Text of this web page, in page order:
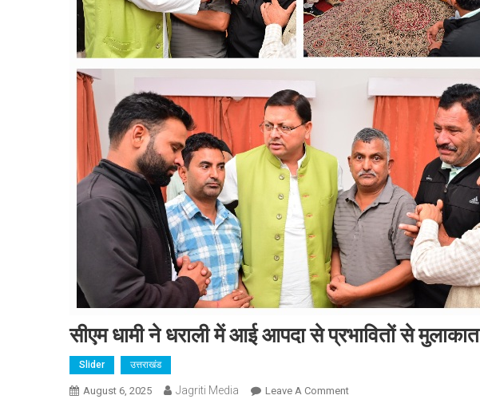
सीएम धामी ने धराली में आई आपदा से प्रभावितों से मुलाकात
Slider उत्तराखंड
August 6, 2025 Jagriti Media Leave A CommentOn